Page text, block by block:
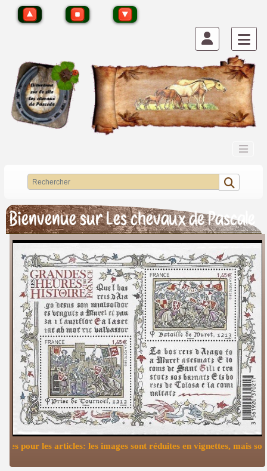
Bienvenue sur Les chevaux de Pascale
Astuces pour les articles: les images sont réduites en vignettes,